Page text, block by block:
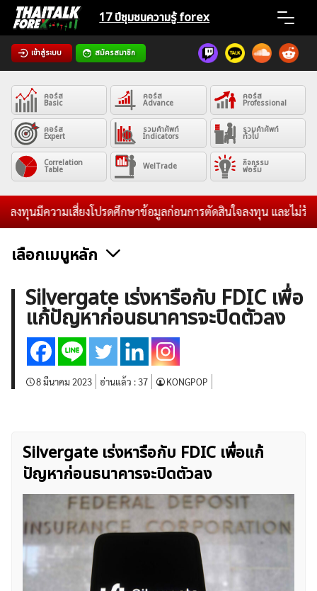
Skip
content
17 ปีชุมชนความรู้ forex
เข้าสู่ระบบ สมัครสมาชิก
Home
News
Articles
VPS Register
ค้นหา
สำหรับ:
คอร์ส
Basic
คอร์ส
Advance
คอร์ส
Professional
คอร์ส
Expert
รวมคำศัพท์
Indicators
รวมคำศัพท์
ทั่วไป
Correlation
Table WelTrade กิจกรรม
ฟอรั่ม
งทุนมีความเสี่ยงโปรดศึกษาข้อมูลก่อนการตัดสินใจลงทุน และไม่รับร
เลือกเมนูหลัก
ข่าวฟอเร็กซ์และสกุลเงิน คริปโตเคอร์เรนซี
ฟรีซิกแนล รายวัน
บทวิเคราะห์
เศรษฐกิจทั่วไป ดัชนี-หุ้น
พันธบัตร
สินค้าโภคภัณฑ์
โบรกเกอร์ FX
โปรโมชั่น Forex
กองทุน Forex
ฟรี EA
Silvergate เร่งหารือกับ FDIC เพื่อ
แก้ปัญหาก่อนธนาคารจะปิดตัวลง
8 มีนาคม 2023 อ่านแล้ว :37 KONGPOP
Silvergate เร่งหารือกับ FDIC เพื่อแก้
ปัญหาก่อนธนาคารจะปิดตัวลง